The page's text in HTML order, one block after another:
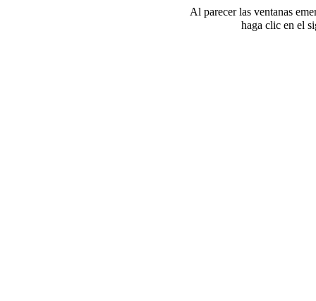
Al parecer las ventanas
haga clic en el